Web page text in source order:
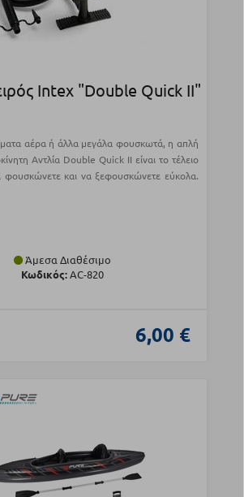
Intex "Double Quick II"
αέρα ή άλλα μεγάλα φουσκωτά, η απλή
Αντλία Double Quick II είναι το τέλειο
φουσκώνετε και να ξεφουσκώνετε εύκολα.
Άμεσα Διαθέσιμο
Κωδικός:AC-820
6,00 €